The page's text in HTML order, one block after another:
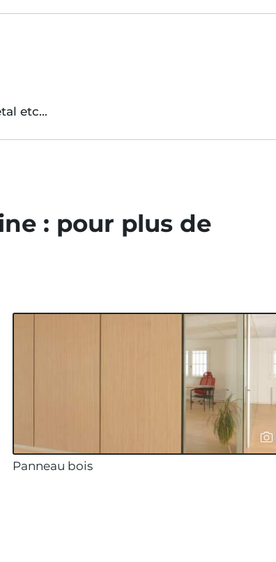
etc...
: pour plus de
Panneau bois